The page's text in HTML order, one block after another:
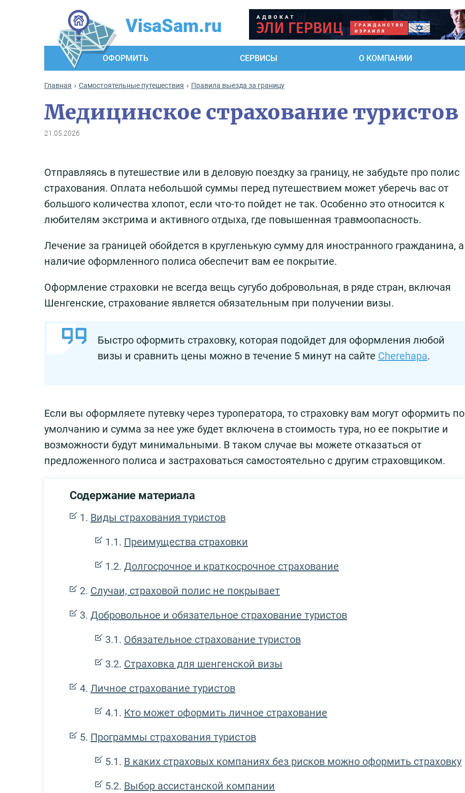
VisaSam.ru
ОФОРМИТЬ СЕРВИСЫ О КОМПАНИИ
Главная Самостоятельные путешествия Правила выезда за границу
Медицинское страхование туристов
21.05.2026
Отправляясь в путешествие или в деловую поездку за границу, не забудьте про полис
страхования. Оплата небольшой суммы перед путешествием может уберечь вас от
большого количества хлопот, если что-то пойдет не так. Особенно это относится к
любителям экстрима и активного отдыха, где повышенная травмоопасность.
Лечение за границей обойдется в кругленькую сумму для иностранного гражданина, а
наличие оформленного полиса обеспечит вам ее покрытие.
Оформление страховки не всегда вещь сугубо добровольная, в ряде стран, включая
Шенгенские, страхование является обязательным при получении визы.
Быстро оформить страховку, которая подойдет для оформления любой
визы и сравнить цены можно в течение 5 минут на сайте Cherehapa.
Если вы оформляете путевку через туроператора, то страховку вам могут оформить по
умолчанию и сумма за нее уже будет включена в стоимость тура, но ее покрытие и
возможности будут минимальными. В таком случае вы можете отказаться от
предложенного полиса и застраховаться самостоятельно с другим страховщиком.
Содержание материала
Виды страхования туристов
Преимущества страховки
Долгосрочное и краткосрочное страхование
Случаи, страховой полис не покрывает
Добровольное и обязательное страхование туристов
Обязательное страхование туристов
Страховка для шенгенской визы
Личное страхование туристов
Кто может оформить личное страхование
Программы страхования туристов
В каких страховых компаниях без рисков можно оформить страховку
Выбор ассистанской компании